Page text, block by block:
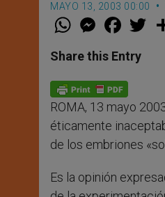
MAYO 13, 2003 00:00
W
t
s
p
p
M
e
s
e
g
e
r
F
a
e
b
o
k
w
Share this Entry
ROMA, 13 mayo
éticamente
de los embriones
Es la opinión